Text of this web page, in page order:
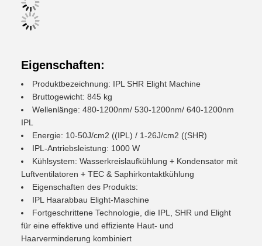
Eigenschaften:
Produktbezeichnung: IPL SHR Elight Machine
Bruttogewicht: 845 kg
Wellenlänge: 480-1200nm/ 530-1200nm/ 640-1200nm
IPL
Energie: 10-50J/cm2 ((IPL) / 1-26J/cm2 ((SHR)
IPL-Antriebsleistung: 1000 W
Kühlsystem: Wasserkreislaufkühlung + Kondensator mit
Luftventilatoren + TEC & Saphirkontaktkühlung
Eigenschaften des Produkts:
IPL Haarabbau Elight-Maschine
Fortgeschrittene Technologie, die IPL, SHR und Elight
für eine effektive und effiziente Haut- und
Haarverminderung kombiniert